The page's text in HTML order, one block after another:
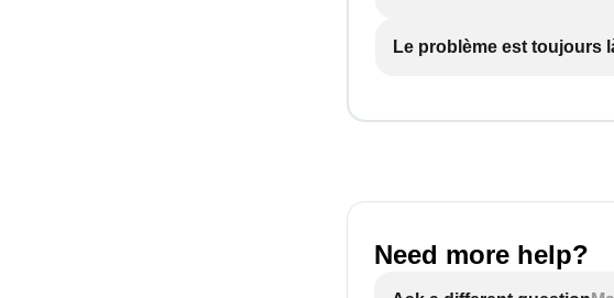
Le problème est toujours
Need more help?